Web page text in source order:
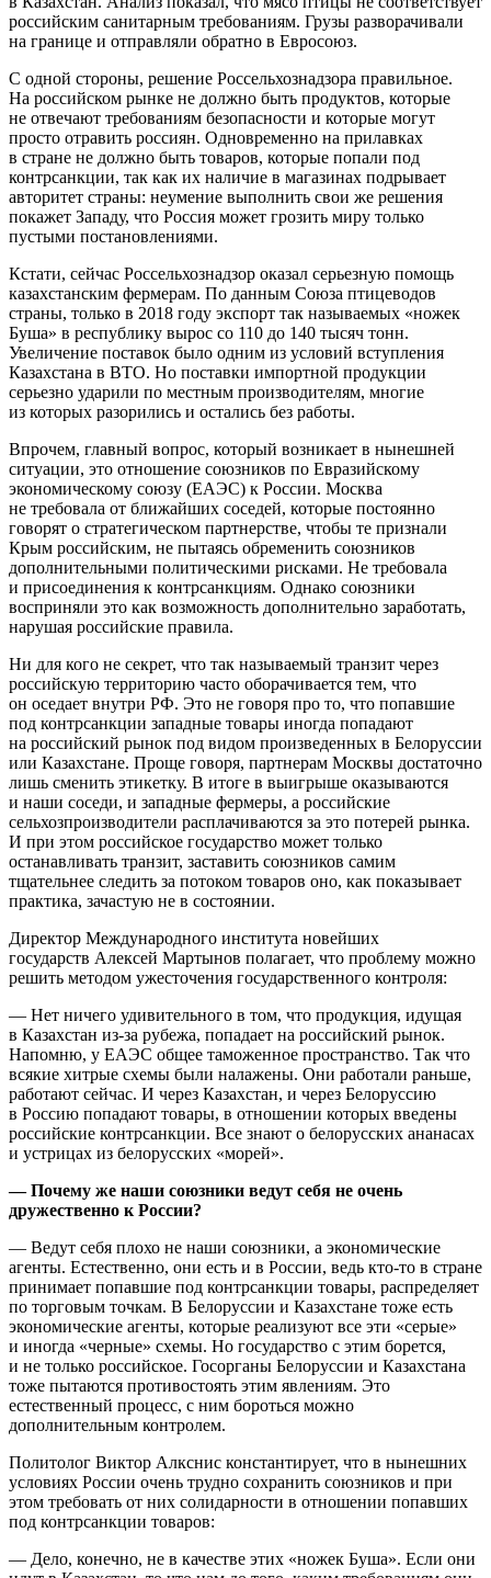
российским санитарным требованиям. Грузы разворачивали
на границе и отправляли обратно в Евросоюз.
С одной стороны, решение Россельхознадзора правильное.
На российском рынке не должно быть продуктов, которые
не отвечают требованиям безопасности и которые могут
просто отравить россиян. Одновременно на прилавках
в стране не должно быть товаров, которые попали под
контрсанкции, так как их наличие в магазинах подрывает
авторитет страны: неумение выполнить свои же решения
покажет Западу, что Россия может грозить миру только
пустыми постановлениями.
Кстати, сейчас Россельхознадзор оказал серьезную помощь
казахстанским фермерам. По данным Союза птицеводов
страны, только в 2018 году экспорт так называемых «ножек
Буша» в республику вырос со 110 до 140 тысяч тонн.
Увеличение поставок было одним из условий вступления
Казахстана в ВТО. Но поставки импортной продукции
серьезно ударили по местным производителям, многие
из которых разорились и остались без работы.
Впрочем, главный вопрос, который возникает в нынешней
ситуации, это отношение союзников по Евразийскому
экономическому союзу (ЕАЭС) к России. Москва
не требовала от ближайших соседей, которые постоянно
говорят о стратегическом партнерстве, чтобы те признали
Крым российским, не пытаясь обременить союзников
дополнительными политическими рисками. Не требовала
и присоединения к контрсанкциям. Однако союзники
восприняли это как возможность дополнительно заработать,
нарушая российские правила.
Ни для кого не секрет, что так называемый транзит через
российскую территорию часто оборачивается тем, что
он оседает внутри РФ. Это не говоря про то, что попавшие
под контрсанкции западные товары иногда попадают
на российский рынок под видом произведенных в Белоруссии
или Казахстане. Проще говоря, партнерам Москвы достаточно
лишь сменить этикетку. В итоге в выигрыше оказываются
и наши соседи, и западные фермеры, а российские
сельхозпроизводители расплачиваются за это потерей рынка.
И при этом российское государство может только
останавливать транзит, заставить союзников самим
тщательнее следить за потоком товаров оно, как показывает
практика, зачастую не в состоянии.
Директор Международного института новейших
государств Алексей Мартынов полагает, что проблему можно
решить методом ужесточения государственного контроля:
— Нет ничего удивительного в том, что продукция, идущая
в Казахстан из-за рубежа, попадает на российский рынок.
Напомню, у ЕАЭС общее таможенное пространство. Так что
всякие хитрые схемы были налажены. Они работали раньше,
работают сейчас. И через Казахстан, и через Белоруссию
в Россию попадают товары, в отношении которых введены
российские контрсанкции. Все знают о белорусских ананасах
и устрицах из белорусских «морей».
— Почему же наши союзники ведут себя не очень
дружественно к России?
— Ведут себя плохо не наши союзники, а экономические
агенты. Естественно, они есть и в России, ведь кто-то в стране
принимает попавшие под контрсанкции товары, распределяет
по торговым точкам. В Белоруссии и Казахстане тоже есть
экономические агенты, которые реализуют все эти «серые»
и иногда «черные» схемы. Но государство с этим борется,
и не только российское. Госорганы Белоруссии и Казахстана
тоже пытаются противостоять этим явлениям. Это
естественный процесс, с ним бороться можно
дополнительным контролем.
Политолог Виктор Алкснис константирует, что в нынешних
условиях России очень трудно сохранить союзников и при
этом требовать от них солидарности в отношении попавших
под контрсанкции товаров:
— Дело, конечно, не в качестве этих «ножек Буша». Если они